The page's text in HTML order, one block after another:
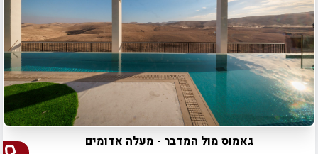
גאמוס מול המדבר - מעלה אדומים